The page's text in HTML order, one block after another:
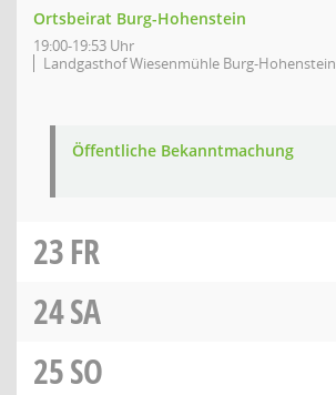
Ortsbeirat Burg-Hohenstein
19:00-19:53 Uhr
Landgasthof Wiesenmühle Burg-Hohenstein
Öffentliche Bekanntmachung
23FR
24SA
25SO